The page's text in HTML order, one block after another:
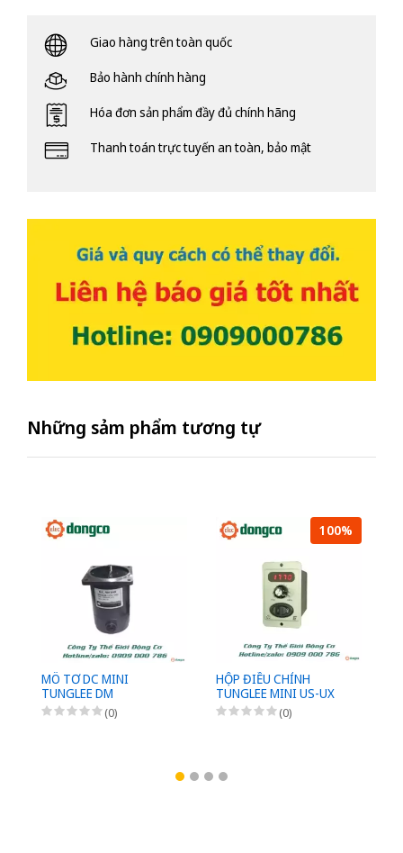
Giao hàng trên toàn quốc
Bảo hành chính hàng
Hóa đơn sản phẩm đầy đủ chính hãng
Thanh toán trực tuyến an toàn, bảo mật
Những sảm phẩm tương tự
MÔ TƠ DC MINI
TUNGLEE DM
(0)
100%
HỘP ĐIỀU CHỈNH
TUNGLEE MINI US-UX
(0)